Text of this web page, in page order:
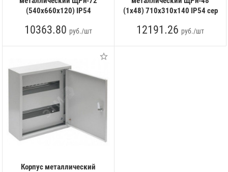
(540х660х120) IP54
10363.80 руб./шт
(1х48) 710х310х140 IP54 сер
12191.26 руб./шт
Корпус металлический